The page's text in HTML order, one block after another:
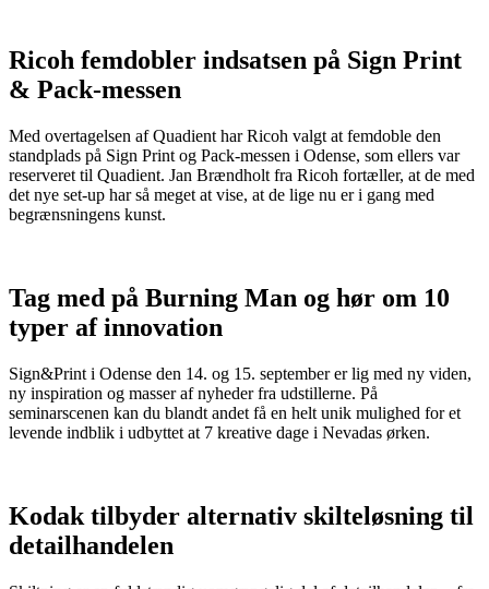
Ricoh femdobler indsatsen på Sign Print
& Pack-messen
Med overtagelsen af Quadient har Ricoh valgt at femdoble den
standplads på Sign Print og Pack-messen i Odense, som ellers var
reserveret til Quadient. Jan Brændholt fra Ricoh fortæller, at de med
det nye set-up har så meget at vise, at de lige nu er i gang med
begrænsningens kunst.
Tag med på Burning Man og hør om 10
typer af innovation
Sign&Print i Odense den 14. og 15. september er lig med ny viden,
ny inspiration og masser af nyheder fra udstillerne. På
seminarscenen kan du blandt andet få en helt unik mulighed for et
levende indblik i udbyttet at 7 kreative dage i Nevadas ørken.
Kodak tilbyder alternativ skilteløsning til
detailhandelen